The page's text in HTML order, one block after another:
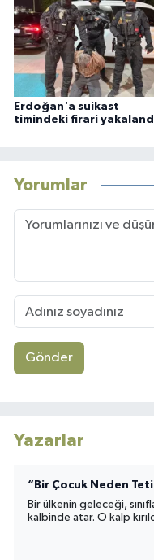
Erdoğan'a suikast
timindeki firari
Yorumlar
Gönder
Yazarlar
“Bir Çocuk Neden
Bir ülkenin geleceği,
kalbinde atar. O kalp